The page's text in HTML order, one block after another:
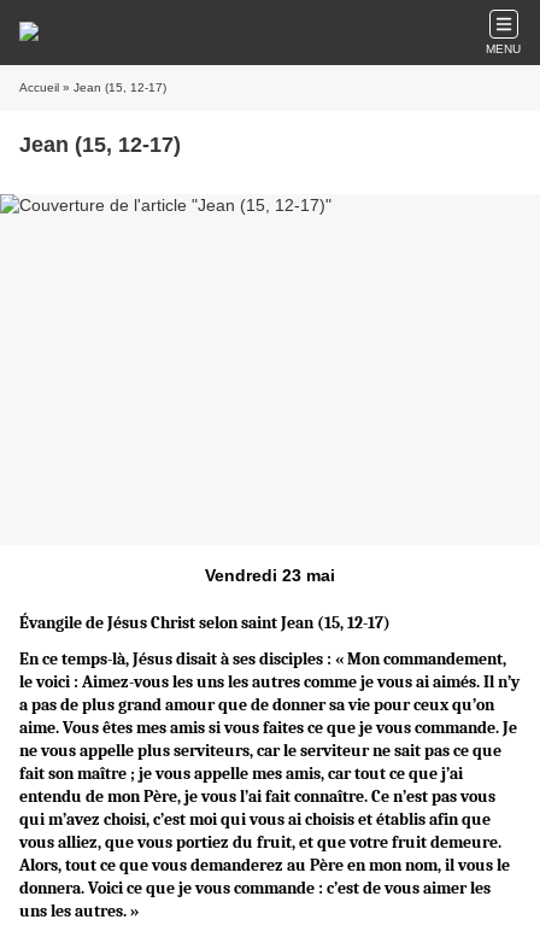
MENU
Accueil » Jean (15, 12-17)
Jean (15, 12-17)
Vendredi 23 mai
Évangile de Jésus Christ selon saint Jean (15, 12-17)
En ce temps-là, Jésus disait à ses disciples : « Mon commandement,
le voici : Aimez-vous les uns les autres comme je vous ai aimés. Il n’y
a pas de plus grand amour que de donner sa vie pour ceux qu’on
aime. Vous êtes mes amis si vous faites ce que je vous commande. Je
ne vous appelle plus serviteurs, car le serviteur ne sait pas ce que
fait son maître ; je vous appelle mes amis, car tout ce que j’ai
entendu de mon Père, je vous l’ai fait connaître. Ce n’est pas vous
qui m’avez choisi, c’est moi qui vous ai choisis et établis afin que
vous alliez, que vous portiez du fruit, et que votre fruit demeure.
Alors, tout ce que vous demanderez au Père en mon nom, il vous le
donnera. Voici ce que je vous commande : c’est de vous aimer les
uns les autres. »